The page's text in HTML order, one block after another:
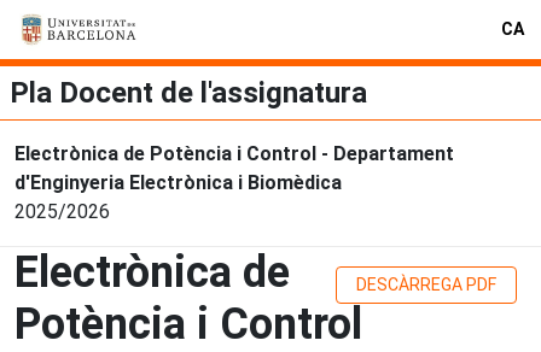
CA
Pla Docent de l'assignatura
Electrònica de Potència i Control - Departament
d'Enginyeria Electrònica i Biomèdica
2025/2026
Electrònica de
Potència i Control
DESCÀRREGA PDF